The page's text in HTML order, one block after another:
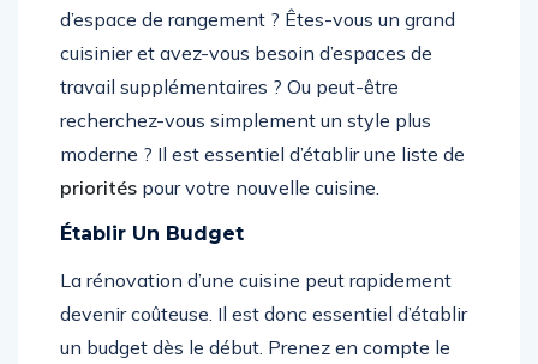
d’espace de rangement ? Êtes-vous un grand
cuisinier et avez-vous besoin d’espaces de
travail supplémentaires ? Ou peut-être
recherchez-vous simplement un style plus
moderne ? Il est essentiel d’établir une liste de
priorités pour votre nouvelle cuisine.
Établir Un Budget
La rénovation d’une cuisine peut rapidement
devenir coûteuse. Il est donc essentiel d’établir
un budget dès le début. Prenez en compte le